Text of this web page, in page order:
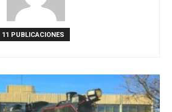
11 PUBLICACIONES